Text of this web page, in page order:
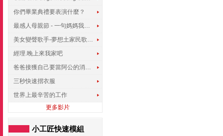
你們畢業典禮要表演什麼？
最感人母親節 - 一句媽媽我愛你
美女變聲歌手-夢想土家民歌傳遍世界
經理.晚上來我家吧
爸爸接獲自己要當阿公的消息，反應史上最可愛!!!
三秒快速摺衣服
世界上最辛苦的工作
更多影片
小工匠快速模組